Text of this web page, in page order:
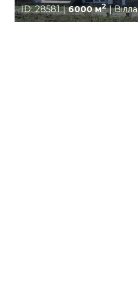
ID: 28581 |6000 м2| Вілла